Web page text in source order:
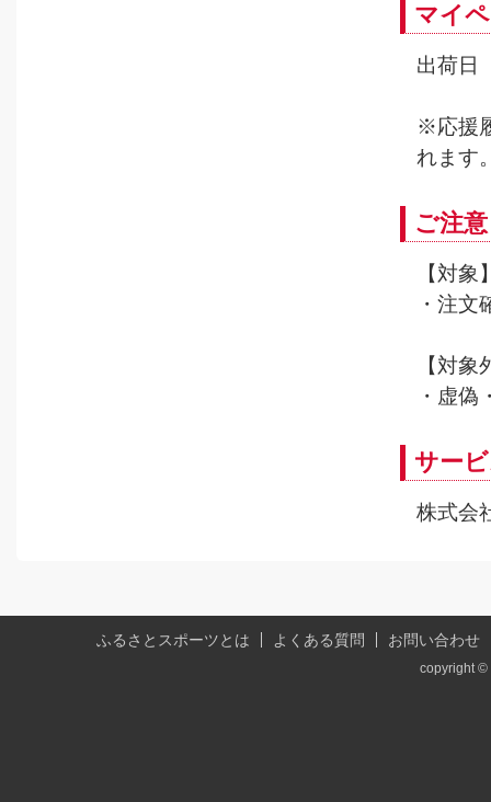
マイ
出荷日
※応援
れます
ご注意
【対象
・注
【対象
・虚
サー
株式会
ふるさとスポーツとは よくある質問 お問い合わせ
copyright ©